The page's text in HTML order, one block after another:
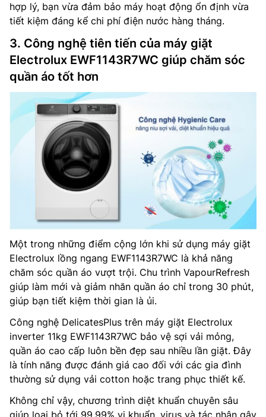
hợp lý, bạn vừa đảm bảo máy hoạt động ổn định vừa
tiết kiệm đáng kể chi phí điện nước hàng tháng.
3. Công nghệ tiên tiến của máy giặt
Electrolux EWF1143R7WC giúp chăm sóc
quần áo tốt hơn
Một trong những điểm cộng lớn khi sử dụng máy giặt
Electrolux lồng ngang EWF1143R7WC là khả năng
chăm sóc quần áo vượt trội. Chu trình VapourRefresh
giúp làm mới và giảm nhăn quần áo chỉ trong 30 phút,
giúp bạn tiết kiệm thời gian là ủi.
Công nghệ DelicatesPlus trên máy giặt Electrolux
inverter 11kg EWF1143R7WC bảo vệ sợi vải mỏng,
quần áo cao cấp luôn bền đẹp sau nhiều lần giặt. Đây
là tính năng được đánh giá cao đối với các gia đình
thường sử dụng vải cotton hoặc trang phục thiết kế.
Không chỉ vậy, chương trình diệt khuẩn chuyên sâu